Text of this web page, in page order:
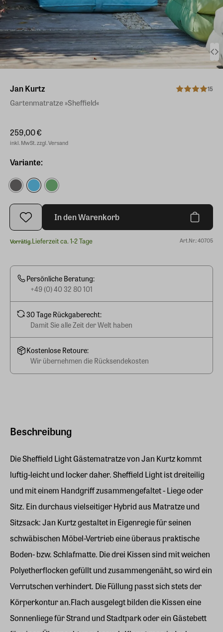
Beschreibung
Die Sheffield Light Gästematratze von Jan Kurtz kommt
luftig-leicht und locker daher. Sheffield Light ist dreiteilig
und mit einem Handgriff zusammengefaltet - Liege oder
Sitz. Ein durchaus vielseitiger Hybrid aus Matratze und
Sitzsack: Jan Kurtz gestaltet in Eigenregie für seinen
schwäbischen Möbel-Vertrieb eine überaus praktische
Boden- bzw. Schlafmatte. Die drei Kissen sind mit weichen
Polyetherflocken gefüllt und zusammengenäht, so wird ein
Verrutschen verhindert. Die Füllung passt sich stets der
Körperkontur an.Flach ausgelegt bilden die Kissen eine
Sonnenliege für Strand und Stadtpark oder ein Gästebett
Jan Kurtz 15
Gartenmatratze »Sheffield«
259,00 €
inkl. MwSt. zzgl. Versand
Variante:
In den Warenkorb
Vorrätig.Lieferzeit ca. 1-2 Tage Art.Nr.: 40705
Persönliche Beratung:
+49 (0) 40 32 80 101
30 Tage Rückgaberecht:
Damit Sie alle Zeit der Welt haben
Kostenlose Retoure:
Wir übernehmen die Rücksendekosten